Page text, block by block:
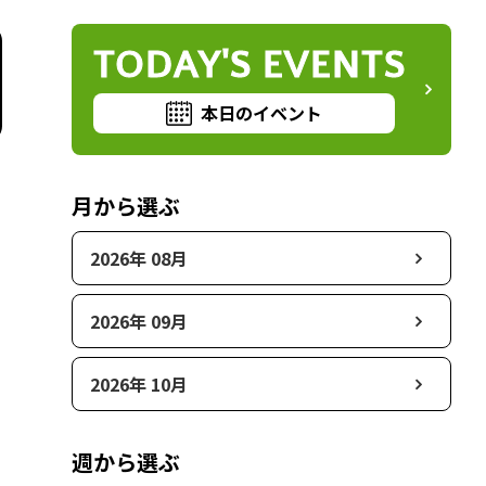
TODAY'S EVENTS
本日のイベント
月から選ぶ
2026年 08月
2026年 09月
2026年 10月
週から選ぶ